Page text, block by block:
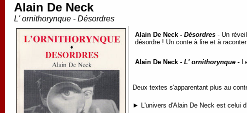
Alain De Neck
L' ornithorynque - Désordres
Alain De Neck - Désordres - Un
désordre ! Un conte à lire et à
Alain De Neck - L' ornithorynque -
Deux textes s'apparentant plus au
► L'univers d'Alain De Neck est celui